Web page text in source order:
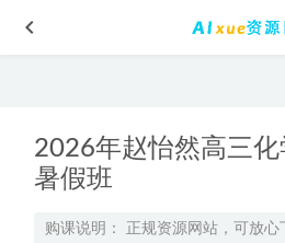
2026年赵怡然高三化
暑假班
购课说明： 正规资源网站，可放心